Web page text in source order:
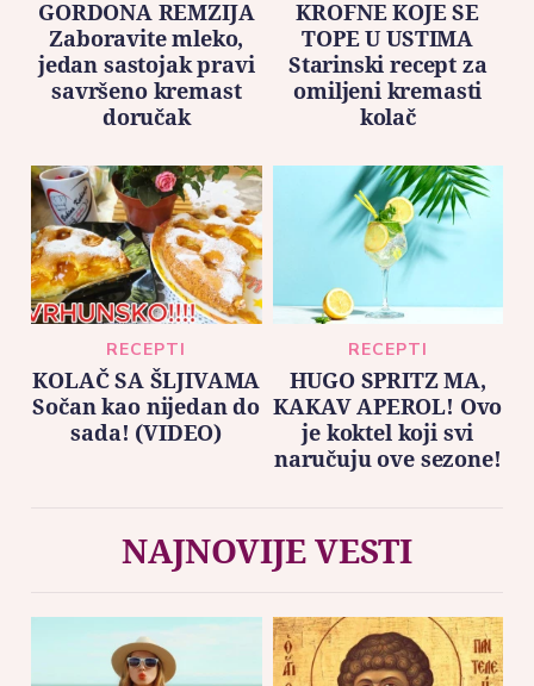
GORDONA REMZIJA
Zaboravite mleko,
jedan sastojak pravi
savršeno kremast
doručak
KROFNE KOJE SE
TOPE U USTIMA
Starinski recept za
omiljeni kremasti
kolač
RECEPTI
KOLAČ SA ŠLJIVAMA
Sočan kao nijedan do
sada! (VIDEO)
RECEPTI
HUGO SPRITZ MA,
KAKAV APEROL! Ovo
je koktel koji svi
naručuju ove sezone!
NAJNOVIJE VESTI